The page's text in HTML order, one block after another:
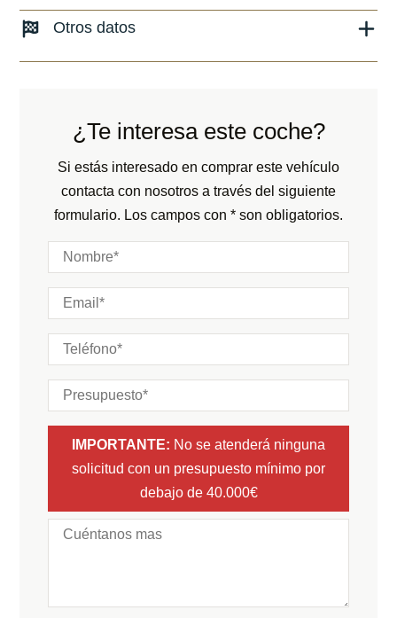
Fecha de matriculación:
Kilómetros:26300KM
Combustible: Eléctrico
Potencia:544 CV
Marchas:
Otros datos
Rojo
Color interior:Negro
Carrocería:N/D
Puertas:
Plazas:
¿Te interesa este coche?
Si estás interesado en comprar este vehículo
contacta con nosotros a través del siguiente
formulario. Los campos con * son obligatorios.
IMPORTANTE: No se atenderá ninguna
solicitud con un presupuesto mínimo por
debajo de 40.000€